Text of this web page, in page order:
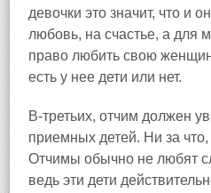
девочки это значит, что и
любовь, на счастье, а для
право любить свою
есть у нее дети или нет.
В-третьих, отчим должен
приемных детей. Ни за что,
Отчимы обычно не любят
ведь эти дети